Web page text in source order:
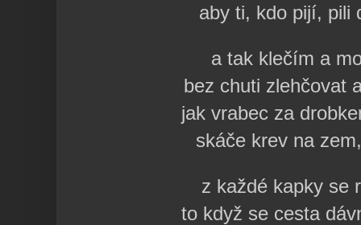
aby ti, kdo pijí, pili
a tak klečím a
bez chuti zlehčovat
jak vrabec za
skáče krev na
z každé kapky se
to když se cesta